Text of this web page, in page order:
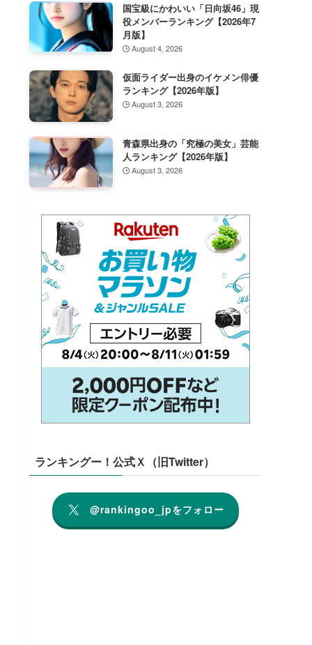
国宝級にかわいい「日向坂46」現
役メンバーランキング【2026年7
月版】
August 4, 2026
仮面ライダー出身のイケメン俳優
ランキング【2026年版】
August 3, 2026
青森県出身の「究極の美女」芸能
人ランキング【2026年版】
August 3, 2026
ランキングー！公式Ｘ（旧Twitter）
@rankingoo_jpをフォロー